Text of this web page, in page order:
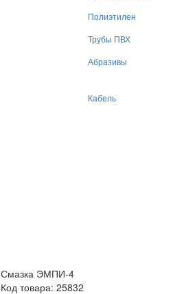
Полиэтилен
Трубы ПВХ
Абразивы
Кабель
Смазка ЭМПИ-4
Код товара: 25832